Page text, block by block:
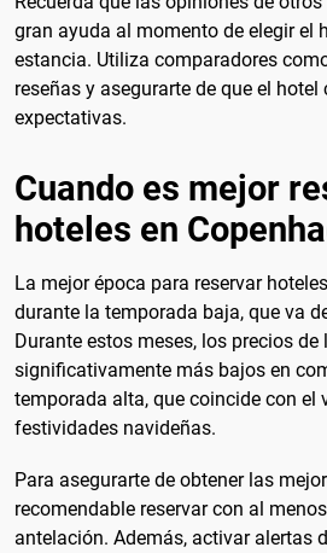
gran ayuda al momento de elegir el
estancia. Utiliza comparadores
reseñas y asegurarte de que el
expectativas.
Cuando es mejor
hoteles en
La mejor época para reservar
durante la temporada baja, que va
Durante estos meses, los precios
significativamente más bajos en
temporada alta, que coincide con el
festividades navideñas.
Para asegurarte de obtener las
recomendable reservar con al
antelación. Además, activar alertas